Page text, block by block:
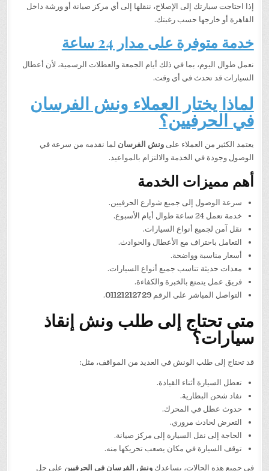
إذا احتاجت سيارتك إلى الإصلاح، ننقلها إلى أي مركز صيانة أو ورشة داخل
القاهرة أو خارجها حسب رغبتك.
خدمة متوفرة على مدار 24 ساعة
نعمل طوال اليوم، بما في ذلك أيام الجمعة والعطلات الرسمية، لأن أعطال
السيارات قد تحدث في أي وقت.
لماذا يختار العملاء ونش الفرسان
في الحرفيين؟
يعتمد الكثير من العملاء علىونش الفرسان لما نقدمه من سرعة في
الوصول وجودة في الخدمة والالتزام بالمواعيد.
أهم مميزات الخدمة
سرعة الوصول إلى جميع شوارع الحرفيين.
خدمة تعمل 24 ساعة طوال أيام الأسبوع.
نقل آمن لجميع أنواع السيارات.
التعامل باحتراف مع الأعطال والحوادث.
أسعار مناسبة وواضحة.
معدات حديثة تناسب جميع أنواع السيارات.
فريق عمل يتمتع بالخبرة والكفاءة.
التواصل المباشر على الرقم01121212729
.
متى تحتاج إلى طلب ونش إنقاذ
سيارات؟
قد تحتاج إلى طلب الونش في العديد من المواقف، مثل:
تعطل السيارة أثناء القيادة.
نفاد شحن البطارية.
حدوث عطل في المحرك.
التعرض لحادث مروري.
الحاجة إلى نقل السيارة إلى مركز صيانة.
توقف السيارة في مكان يصعب تحريكها منه.
في جميع هذه الحالات، يساعدكونش الفرسان في الحرفيين على حل